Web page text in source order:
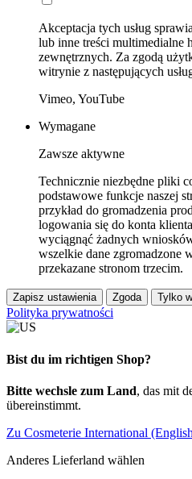
Akceptacja tych usług
lub inne treści multimedialne
zewnętrznych. Za zgodą
witrynie z następujących
Vimeo, YouTube
Wymagane
Zawsze aktywne
Technicznie niezbędne pliki
podstawowe funkcje naszej
przykład do gromadzenia
logowania się do konta
wyciągnąć żadnych
wszelkie dane zgromadzone
przekazane stronom trzecim.
Zapisz ustawienia Zgoda Tylko
Polityka prywatności
Bist du im richtigen Shop?
Bitte wechsle zum Land, das mit
übereinstimmt.
Zu Cosmeterie International
Anderes Lieferland wählen